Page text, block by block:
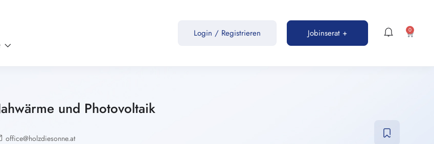
Login / Registrieren Jobinserat + 0
und Photovoltaik
office@holzdiesonne.at